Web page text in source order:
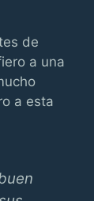
de
a una
a esta